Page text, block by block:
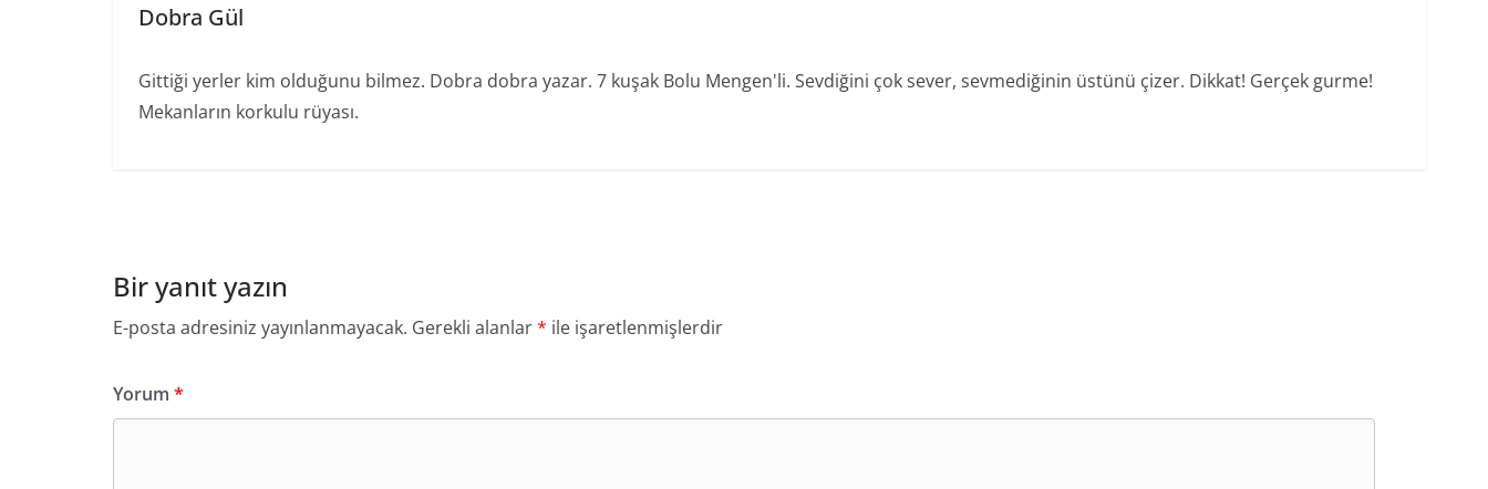
Dobra Gül
Gittiği yerler kim olduğunu bilmez. Dobra dobra yazar. 7 kuşak Bolu Mengen'li. Sevdiğini çok sever, sevmediğinin üstünü çizer. Dikkat! Gerçek gurme!
Mekanların korkulu rüyası.
Bir yanıt yazın
E-posta adresiniz yayınlanmayacak. Gerekli alanlar* ile işaretlenmişlerdir
Yorum *